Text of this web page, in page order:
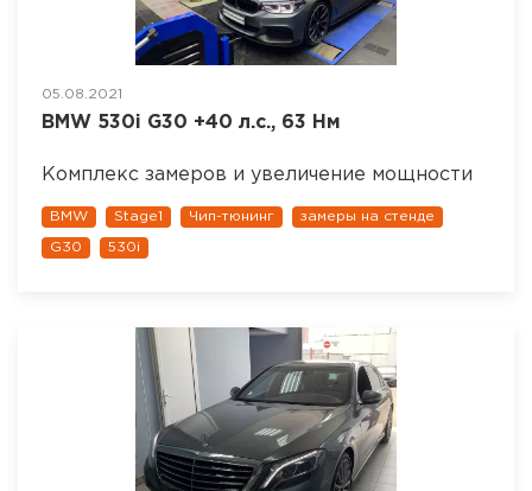
05.08.2021
BMW 530i G30 +40 л.с., 63 Нм
Комплекс замеров и увеличение мощности
BMW Stage1 Чип-тюнинг замеры на стенде
G30 530i